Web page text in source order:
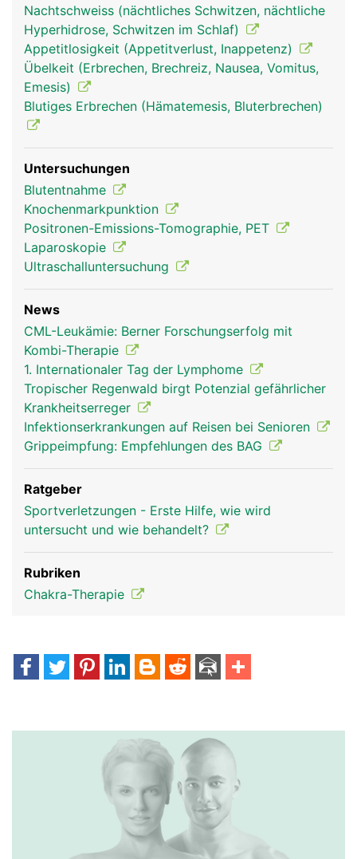
Nachtschweiss (nächtliches Schwitzen, nächtliche
Hyperhidrose, Schwitzen im Schlaf)
Appetitlosigkeit (Appetitverlust, Inappetenz)
Übelkeit (Erbrechen, Brechreiz, Nausea, Vomitus,
Emesis)
Blutiges Erbrechen (Hämatemesis, Bluterbrechen)
Untersuchungen
Blutentnahme
Knochenmarkpunktion
Positronen-Emissions-Tomographie, PET
Laparoskopie
Ultraschalluntersuchung
News
CML-Leukämie: Berner Forschungserfolg mit
Kombi-Therapie
1. Internationaler Tag der Lymphome
Tropischer Regenwald birgt Potenzial gefährlicher
Krankheitserreger
Infektionserkrankungen auf Reisen bei Senioren
Grippeimpfung: Empfehlungen des BAG
Ratgeber
Sportverletzungen - Erste Hilfe, wie wird
untersucht und wie behandelt?
Rubriken
Chakra-Therapie